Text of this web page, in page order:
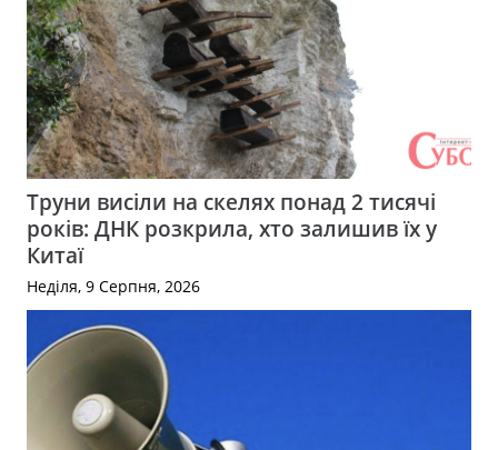
Труни висіли на скелях понад 2 тисячі
років: ДНК розкрила, хто залишив їх у
Китаї
Неділя, 9 Серпня, 2026